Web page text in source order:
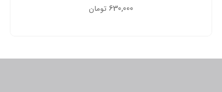
630,000 تومان